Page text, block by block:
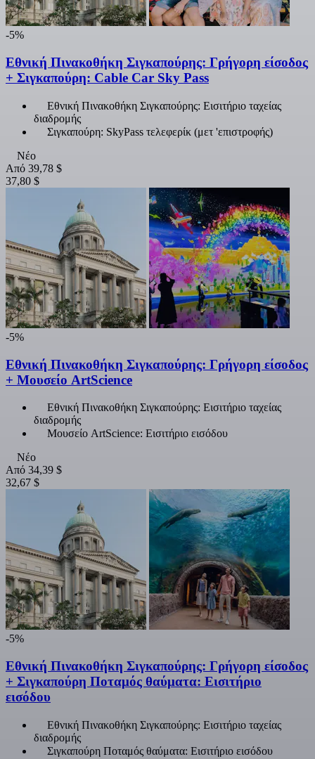
-5%
Εθνική Πινακοθήκη Σιγκαπούρης: Γρήγορη είσοδος
+ Σιγκαπούρη: Cable Car Sky Pass
Εθνική Πινακοθήκη Σιγκαπούρης: Εισιτήριο ταχείας
διαδρομής
Σιγκαπούρη: SkyPass τελεφερίκ (μετ 'επιστροφής)
Νέο
Από 39,78 $
37,80 $
-5%
Εθνική Πινακοθήκη Σιγκαπούρης: Γρήγορη είσοδος
+ Μουσείο ArtScience
Εθνική Πινακοθήκη Σιγκαπούρης: Εισιτήριο ταχείας
διαδρομής
Μουσείο ArtScience: Εισιτήριο εισόδου
Νέο
Από 34,39 $
32,67 $
-5%
Εθνική Πινακοθήκη Σιγκαπούρης: Γρήγορη είσοδος
+ Σιγκαπούρη Ποταμός θαύματα: Εισιτήριο
εισόδου
Εθνική Πινακοθήκη Σιγκαπούρης: Εισιτήριο ταχείας
διαδρομής
Σιγκαπούρη Ποταμός θαύματα: Εισιτήριο εισόδου